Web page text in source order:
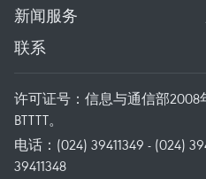
新闻服务
联系
许可证号：信息与通信部2008
BTTTT。
电话：(024) 39411349 - (024)
39411348